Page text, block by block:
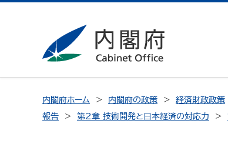
内閣府ホーム 内閣府の政策 経済財政政策
報告
第2章 技術開発と日本経済の対応力